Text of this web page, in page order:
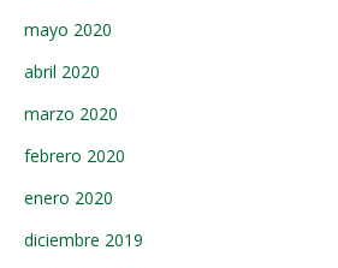
mayo 2020
abril 2020
marzo 2020
febrero 2020
enero 2020
diciembre 2019